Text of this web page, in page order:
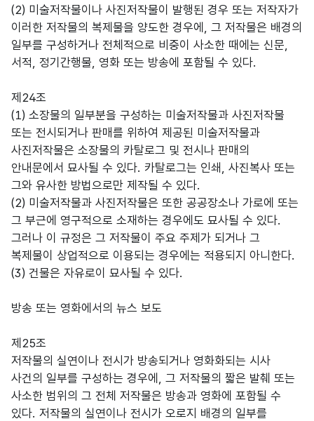
(2) 미술저작물이나 사진저작물이 발행된 경우 또는 저작자가
이러한 저작물의 복제물을 양도한 경우에, 그 저작물은 배경의
일부를 구성하거나 전체적으로 비중이 사소한 때에는 신문,
서적, 정기간행물, 영화 또는 방송에 포함될 수 있다.
제24조
(1) 소장물의 일부분을 구성하는 미술저작물과 사진저작물
또는 전시되거나 판매를 위하여 제공된 미술저작물과
사진저작물은 소장물의 카탈로그 및 전시나 판매의
안내문에서 묘사될 수 있다. 카탈로그는 인쇄, 사진복사 또는
그와 유사한 방법으로만 제작될 수 있다.
(2) 미술저작물과 사진저작물은 또한 공공장소나 가로에 또는
그 부근에 영구적으로 소재하는 경우에도 묘사될 수 있다.
그러나 이 규정은 그 저작물이 주요 주제가 되거나 그
복제물이 상업적으로 이용되는 경우에는 적용되지 아니한다.
(3) 건물은 자유로이 묘사될 수 있다.
방송 또는 영화에서의 뉴스 보도
제25조
저작물의 실연이나 전시가 방송되거나 영화화되는 시사
사건의 일부를 구성하는 경우에, 그 저작물의 짧은 발췌 또는
사소한 범위의 그 전체 저작물은 방송과 영화에 포함될 수
있다. 저작물의 실연이나 전시가 오로지 배경의 일부를